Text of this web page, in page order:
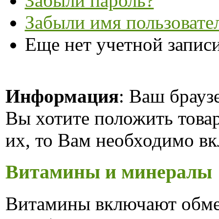
Забыли имя
Еще нет учетной
Информация: Ваш
Вы хотите положить
их, то Вам необходимо
Витамины и минералы
Витамины включают